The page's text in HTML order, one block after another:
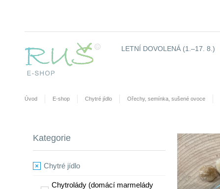
LETNÍ DOVOLENÁ (1.–17. 8.)
Úvod E-shop Chytré jídlo Ořechy, semínka, sušené ovoce
Kategorie
Chytré jídlo
Chytrolády (domácí marmelády